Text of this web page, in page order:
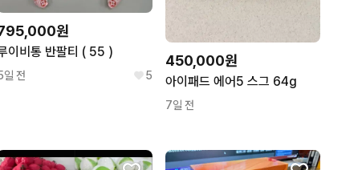
원
이비통 반팔티 ( 55 )
일 전 5
450,000원
아이패드 에어5 스그 64g
7일 전